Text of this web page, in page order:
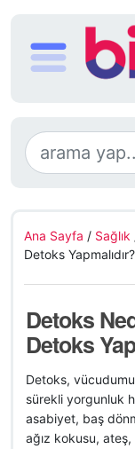
Ana Sayfa / Sağlık
Detoks Yapmalıdır?
Detoks
Detoks
Detoks,
sürekli yorgunluk
asabiyet, baş
ağız kokusu,